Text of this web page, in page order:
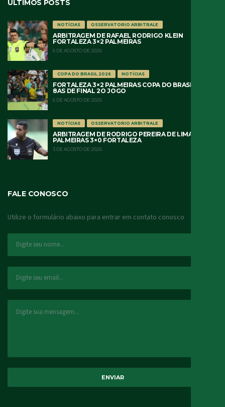
ÚLTIMOS POSTS
NOTÍCIAS OSSERVATORIO ARBITRALE
ARBITRAGEM DE RAFAEL RODRIGO KLEIN
FORTALEZA 3×2 PALMEIRAS
6 DE AGOSTO DE 2026
COPA DO BRASIL 2026 NOTÍCIAS
FORTALEZA 3×2 PALMEIRAS COPA DO BRASIL 2026
8AS DE FINAL 2O JOGO
6 DE AGOSTO DE 2026
NOTÍCIAS OSSERVATORIO ARBITRALE
ARBITRAGEM DE RODRIGO PEREIRA DE LIMA
PALMEIRAS 3×0 FORTALEZA
3 DE AGOSTO DE 2026
FALE CONOSCO
Utilize o formulário abaixo para entrar em contato conosco